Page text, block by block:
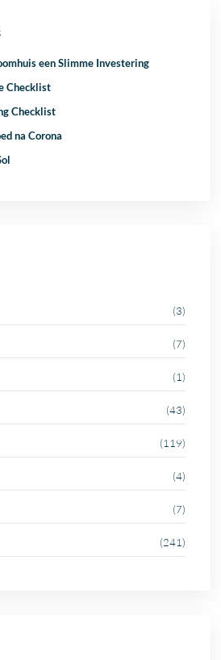
een Slimme Investering
Checklist
Checklist
na Corona
(3)
(7)
(1)
(43)
(119)
(4)
(7)
(241)